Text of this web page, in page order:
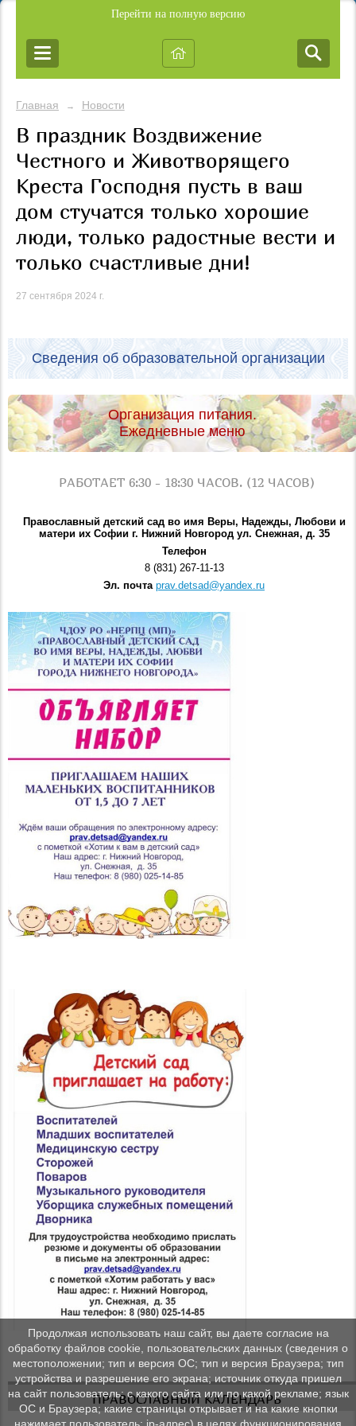
Перейти на полную версию
Главная → Новости
В праздник Воздвижение
Честного и Животворящего
Креста Господня пусть в ваш
дом стучатся только хорошие
люди, только радостные вести и
только счастливые дни!
27 сентября 2024 г.
Сведения об образовательной организации
Организация питания.
Ежедневные меню
РАБОТАЕТ 6:30 - 18:30 ЧАСОВ. (12 ЧАСОВ)
Православный детский сад во имя Веры, Надежды, Любови и
матери их Софии г. Нижний Новгород ул. Снежная, д. 35
Телефон
8 (831) 267-11-13
Эл. почта prav.detsad@yandex.ru
ПРАВОСЛАВНЫЙ КАЛЕНДАРЬ
Продолжая использовать наш сайт, вы даете согласие на
обработку файлов cookie, пользовательских данных (сведения о
местоположении; тип и версия ОС; тип и версия Браузера; тип
устройства и разрешение его экрана; источник откуда пришел
на сайт пользователь; с какого сайта или по какой рекламе; язык
ОС и Браузера; какие страницы открывает и на какие кнопки